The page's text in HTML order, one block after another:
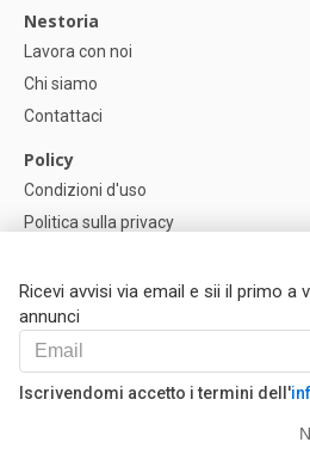
Ricevi avvisi via email e sii il primo a
annunci
Iscrivendomi accetto i termini dell'
Nestoria
Lavora con noi
Chi siamo
Contattaci
Policy
Condizioni d'uso
Politica sulla privacy
Impostazioni dei cookie
Help
FAQ
I Nostri Partner